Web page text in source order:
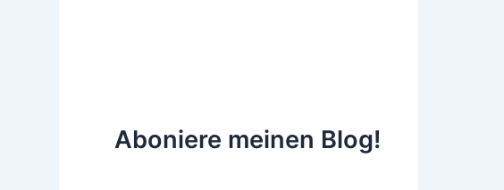
Aboniere meinen Blog!